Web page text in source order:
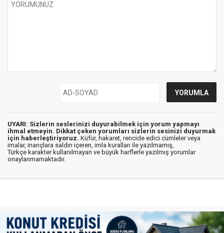
UYARI: Sizlerin seslerinizi duyurabilmek için yorum yapmayı
ihmal etmeyin. Dikkat çeken yorumları sizlerin sesinizi duyurmak
için haberleştiriyoruz. Küfür, hakaret, rencide edici cümleler veya
imalar, inançlara saldırı içeren, imla kuralları ile yazılmamış,
Türkçe karakter kullanılmayan ve büyük harflerle yazılmış yorumlar
onaylanmamaktadır.